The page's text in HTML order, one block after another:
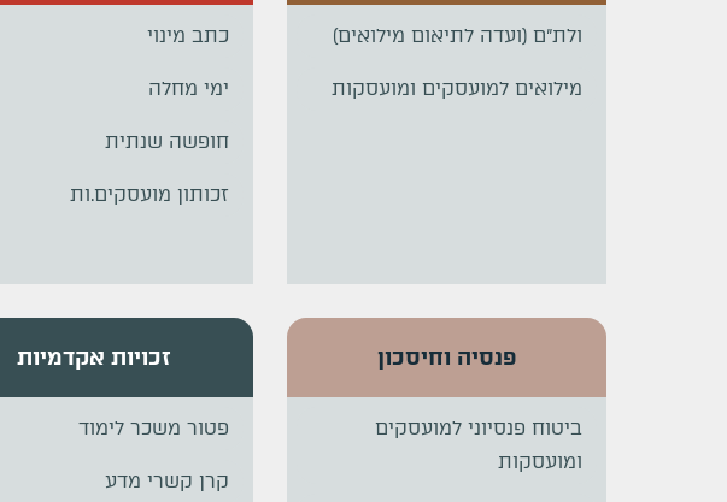
ולת"ם (ועדה לתיאום מילואים)
מילואים למועסקים ומועסקות
כתב מינוי
ימי מחלה
חופשה שנתית
זכותון מועסקים.ות
פנסיה וחיסכון
ביטוח פנסיוני למועסקים
ומועסקות
זכויות אקדמיות
פטור משכר לימוד
קרן קשרי מדע